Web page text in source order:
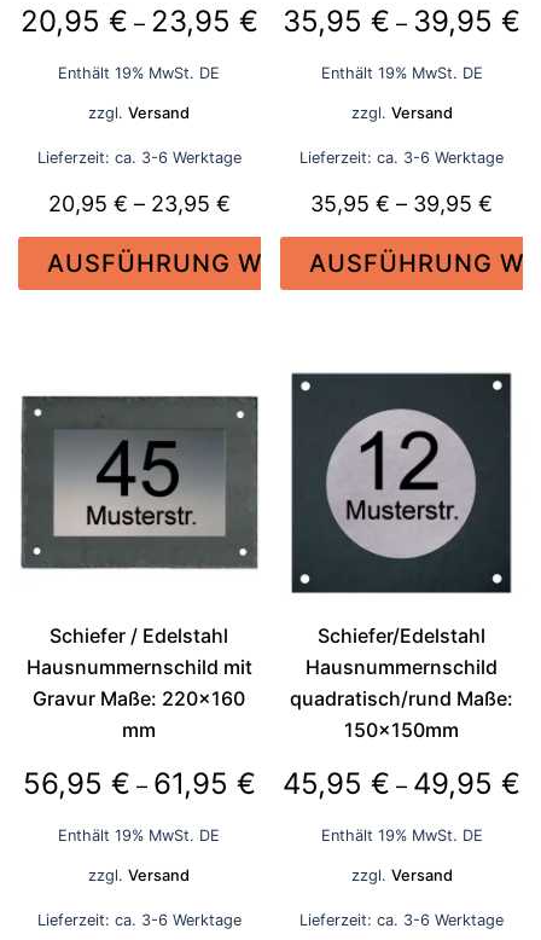
20,95 € – 23,95 €Preisspanne:
Enthält 19% MwSt. DE
zzgl.Versand
Lieferzeit: ca. 3-6 Werktage
20,95 € – 23,95 €Preisspanne:
20,95 €
bis
AUSFÜHRUNG WÄHLEN
Varianten
auf.
Die
Optionen
können
der
Produktseite
gewählt
werden
35,95€ – 39,95€
Enthält 19% MwSt. DE
zzgl. Versand
Lieferzeit: ca. 3-6 Werktage
35,95€ – 39,95€
bis
AUSFÜHRUNG
weist
mehrere
Varianten
auf.
Die
Optionen
der
Produktseite
gewählt
werden
Schiefer / Edelstahl
Hausnummernschild mit
Gravur Maße: 220×160
mm
56,95 € – 61,95 €Preisspanne:
Enthält 19% MwSt. DE
zzgl.Versand
Lieferzeit: ca. 3-6 Werktage
Schiefer/Edelstahl
Hausnummernschild
quadratisch/rund Maße:
150x150mm
45,95€ – 49,95€
Enthält 19% MwSt. DE
zzgl. Versand
Lieferzeit: ca. 3-6 Werktage